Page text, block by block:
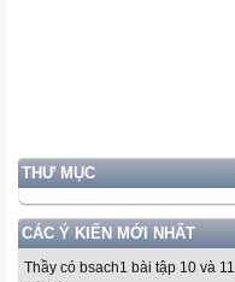
THƯ MỤC
CÁC Ý KIẾN MỚI NHẤT
Thầy có bsach1 bài tập 10 và 11